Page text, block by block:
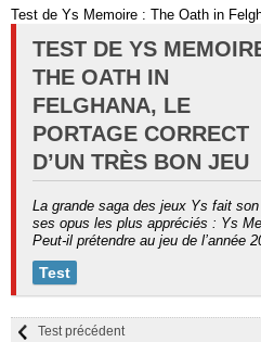
Test de Ys Memoire : The Oath in
TEST DE YS
THE OATH IN
FELGHANA, LE
PORTAGE CORRECT
D’UN TRÈS BON JEU
La grande saga des jeux Ys fait
ses opus les plus appréciés : Ys
Peut-il prétendre au jeu de l’année
Test
Test précédent